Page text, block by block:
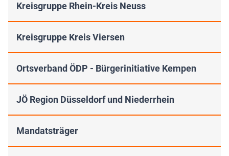
Kreisgruppe Rhein-Kreis Neuss
Kreisgruppe Kreis Viersen
Ortsverband ÖDP - Bürgerinitiative Kempen
JÖ Region Düsseldorf und Niederrhein
Mandatsträger